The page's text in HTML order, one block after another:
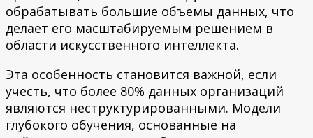
обрабатывать большие объемы данных, что
делает его масштабируемым решением в
области искусственного интеллекта.
Эта особенность становится важной, если
учесть, что более 80% данных организаций
являются неструктурированными. Модели
глубокого обучения, основанные на